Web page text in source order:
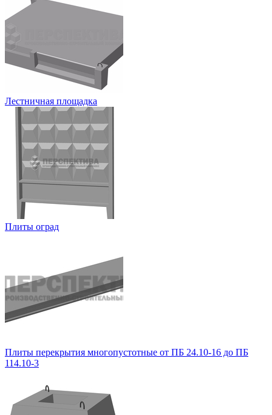
Лестничная площадка
Плиты оград
Плиты перекрытия многопустотные от ПБ 24.10-16 до ПБ
114.10-3